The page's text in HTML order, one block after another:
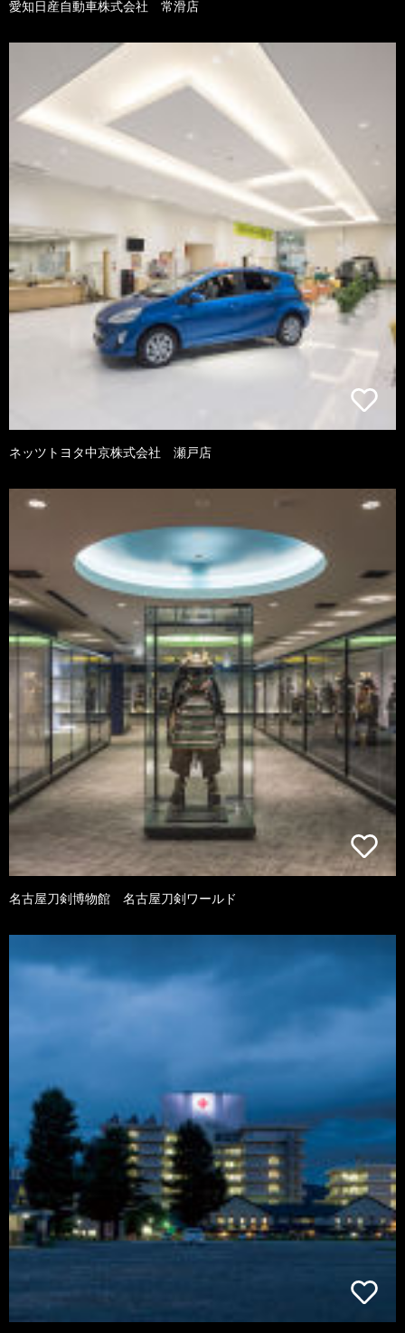
愛知日産自動車株式会社 常滑店
ネッツトヨタ中京株式会社 瀬戸店
名古屋刀剣博物館 名古屋刀剣ワールド